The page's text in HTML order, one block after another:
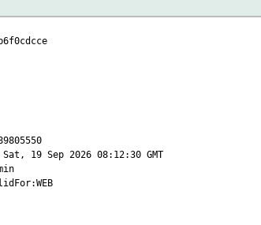
19 Sep 2026 08:12:30 GMT